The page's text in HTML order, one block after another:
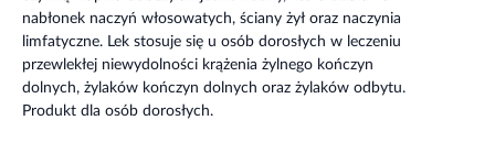
nabłonek naczyń włosowatych, ściany żył oraz naczynia
limfatyczne. Lek stosuje się u osób dorosłych w leczeniu
przewlekłej niewydolności krążenia żylnego kończyn
dolnych, żylaków kończyn dolnych oraz żylaków odbytu.
Produkt dla osób dorosłych.